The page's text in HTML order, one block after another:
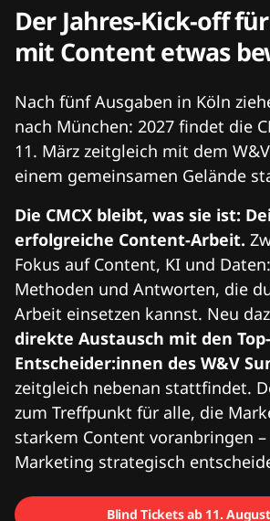
Der Jahres-Kick-off
mit Content etwas
Nach fünf Ausgaben in Köln
nach München: 2027 findet die
11. März zeitgleich mit dem
einem gemeinsamen Gelände
Die CMCX bleibt, was sie ist:
erfolgreiche Content-Arbeit.
Fokus auf Content, KI und
Methoden und Antworten, die
Arbeit einsetzen kannst. Neu
direkte Austausch mit den Top-
Entscheider:innen des W&V
zeitgleich nebenan stattfindet.
zum Treffpunkt für alle, die
starkem Content voranbringen
Marketing strategisch
Blind Tickets ab 11.